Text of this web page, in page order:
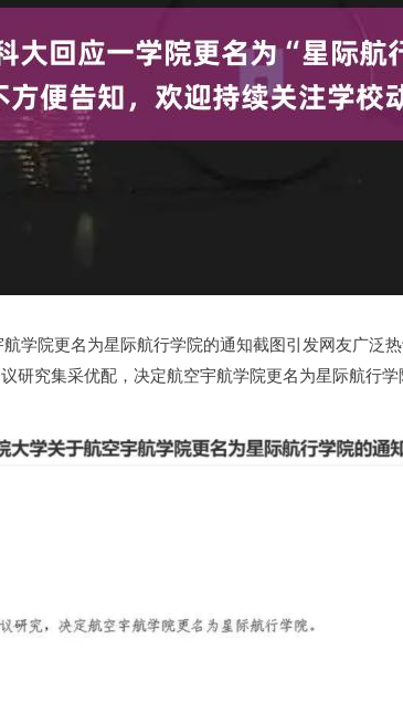
学院更名为星际航行学院的通知截图引发网友广泛
研究集采优配，决定航空宇航学院更名为星际航行学